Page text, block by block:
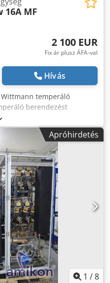
16A MF
2 100 EUR
Fix ár plusz ÁFA-val
Hívás
Wittmann temperáló
berendezést
DISCO 2 Singulus
TR7B7D7D0X_09_00
(lásd kép) (A
változások és
kérdéseit szívesen
Ruwox Aqtjf
Apróhirdetés
1 /8